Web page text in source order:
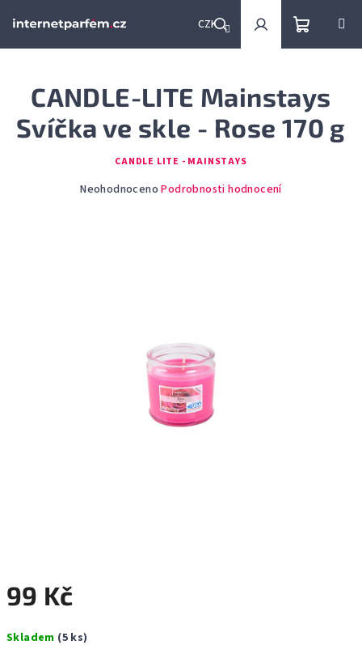
CZK
Hledat PřihlášeníNákupní
košík
99 Kč
cena:
Skladem (5 ks)
CANDLE-LITE Mainstays
Svíčka ve skle - Rose 170 g
CANDLE LITE - MAINSTAYS
Průměrné
Neohodnoceno Podrobnosti hodnocení